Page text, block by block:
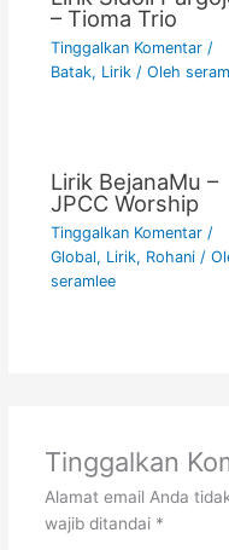
– Tioma Trio
Tinggalkan Komentar /
Batak, Lirik/ Oleh
Lirik BejanaMu –
JPCC Worship
Tinggalkan Komentar /
Global, Lirik, Rohani/
seramlee
Tinggalkan
Alamat email Anda
wajib ditandai *